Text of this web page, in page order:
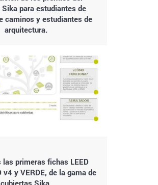
para estudiantes de
caminos y estudiantes de
arquitectura.
las primeras fichas LEED
v4 y VERDE, de la gama de
cubiertas Sika.